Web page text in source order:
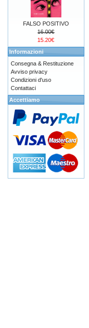
FALSO POSITIVO
16.00€
15.20€
Informazioni
Consegna & Restituzione
Avviso privacy
Condizioni d'uso
Contattaci
Accettiamo